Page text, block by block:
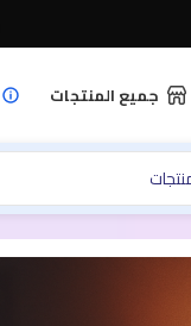
جميع المنتجات